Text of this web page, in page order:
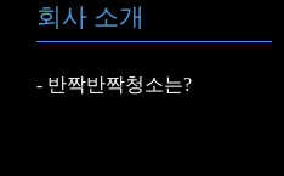
회사 소개
반짝반짝청소는?